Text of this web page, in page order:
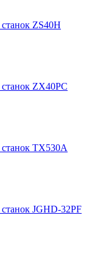
ZS40H
ZX40PC
TX530A
JGHD-32PF